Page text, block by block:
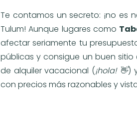
Te contamos un secreto: ¡no es
Tulum! Aunque lugares como
afectar seriamente tu
públicas y consigue un buen
de alquiler vacacional (¡hola! 👋)
con precios más razonables y